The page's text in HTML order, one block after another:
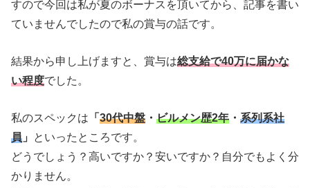
すので今回は私が夏のボーナスを頂いてから、記事を書い
ていませんでしたので私の賞与の話です。
結果から申し上げますと、賞与は総支給で40万に届かな
い程度でした。
私のスペックは 「 30代中盤 ・ ビルメン歴2年 ・ 系列系社
員 」
といったところです。
どうでしょう？高いですか？安いですか？自分でもよく分
かりません。